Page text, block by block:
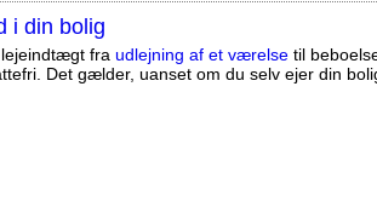
i din bolig
lejeindtægt fra udlejning af et værelse til
Det gælder, uanset om du selv ejer din